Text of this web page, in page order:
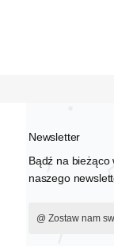
Newsletter
Bądź na
naszego